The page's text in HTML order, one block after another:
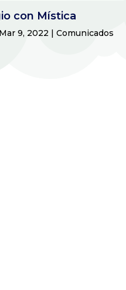
con Mística
Mar 9, 2022 | Comunicados